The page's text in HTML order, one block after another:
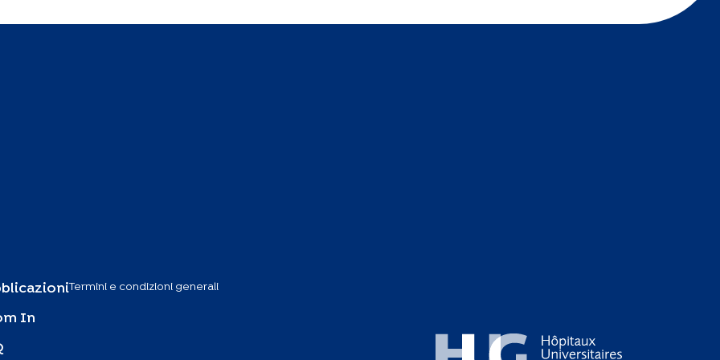
In
Termini e condizioni generali
Hôpitaux Universitaires Genève